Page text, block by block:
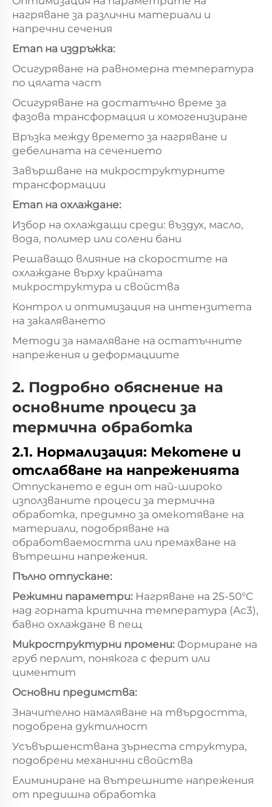
нагряване за различни материали и
напречни сечения
Етап на издръжка:
Осигуряване на равномерна температура
по цялата част
Осигуряване на достатъчно време за
фазова трансформация и хомогенизиране
Връзка между времето за нагряване и
дебелината на сечението
Завършване на микроструктурните
трансформации
Етап на охлаждане:
Избор на охлаждащи среди: въздух, масло,
вода, полимер или солени бани
Решаващо влияние на скоростите на
охлаждане върху крайната
микроструктура и свойства
Контрол и оптимизация на интензитета
на закаляването
Методи за намаляване на остатъчните
напрежения и деформациите
2. Подробно обяснение на
основните процеси за
термична обработка
2.1. Нормализация: Мекотене и
отслабване на напреженията
Отпускането е един от най-широко
използваните процеси за термична
обработка, предимно за омекотяване на
материали, подобряване на
обработваемостта или премахване на
вътрешни напрежения.
Пълно отпускане:
Режимни параметри: Нагряване на 25-50°C
над горната критична температура (Ac3),
бавно охлаждане в пещ
Микроструктурни промени: Формиране на
груб перлит, понякога с ферит или
циментит
Основни предимства:
Значително намаляване на твърдостта,
подобрена дуктилност
Усъвършенствана зърнеста структура,
подобрени механични свойства
Елиминиране на вътрешните напрежения
от предишна обработка